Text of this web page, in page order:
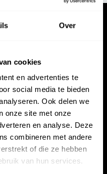
Over
cookies
en advertenties te
social media te bieden
Ook delen we
onze site met onze
en analyse. Deze
combineren met andere
of die ze hebben
van hun services.
voor